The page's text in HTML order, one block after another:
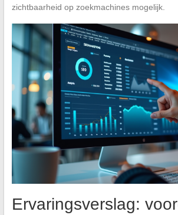
zichtbaarheid op zoekmachines mogelijk.
Ervaringsverslag: